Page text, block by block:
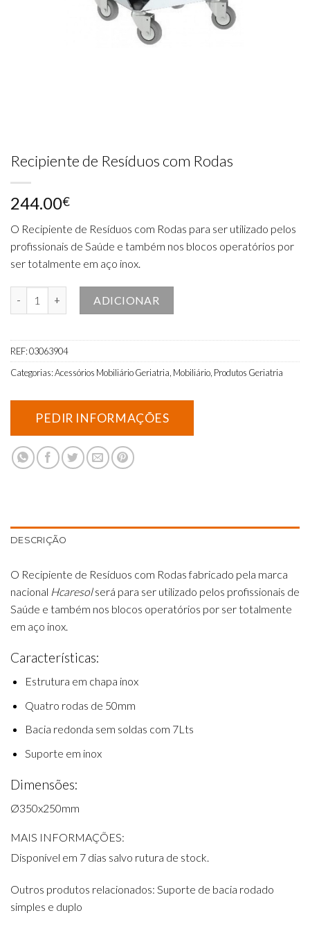
Recipiente de Resíduos com Rodas
244.00€
O Recipiente de Resíduos com Rodas para ser utilizado pelos
profissionais de Saúde e também nos blocos operatórios por
ser totalmente em aço inox.
ADICIONAR
REF:03063904
Categorias:Acessórios Mobiliário Geriatria Mobiliário Produtos Geriatria
DESCRIÇÃO
O Recipiente de Resíduos com Rodas fabricado pela marca
nacional Hcaresolserá para ser utilizado pelos profissionais de
Saúde e também nos blocos operatórios por ser totalmente
em aço inox.
Características:
Estrutura em chapa inox
Quatro rodas de 50mm
Bacia redonda sem soldas com 7Lts
Suporte em inox
Dimensões:
Ø350x250mm
MAIS INFORMAÇÕES:
Disponível em 7 dias salvo rutura de stock.
Outros produtos relacionados: Suporte de bacia rodado
simples e duplo